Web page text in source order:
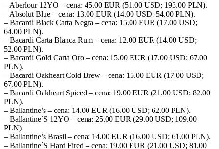
– Aberlour 12YO – cena: 45.00 EUR (51.00 USD; 193.00 PLN).
– Absolut Blue – cena: 13.00 EUR (14.00 USD; 54.00 PLN).
– Bacardi Black Carta Negra – cena: 15.00 EUR (17.00 USD;
64.00 PLN).
– Bacardi Carta Blanca Rum – cena: 12.00 EUR (14.00 USD;
52.00 PLN).
– Bacardi Gold Carta Oro – cena: 15.00 EUR (17.00 USD; 67.00
PLN).
– Bacardi Oakheart Cold Brew – cena: 15.00 EUR (17.00 USD;
67.00 PLN).
– Bacardi Oakheart Spiced – cena: 19.00 EUR (21.00 USD; 82.00
PLN).
– Ballantine’s – cena: 14.00 EUR (16.00 USD; 62.00 PLN).
– Ballantine`S 12YO – cena: 25.00 EUR (29.00 USD; 109.00
PLN).
– Ballantine’s Brasil – cena: 14.00 EUR (16.00 USD; 61.00 PLN).
– Ballantine`S Hard Fired – cena: 19.00 EUR (21.00 USD; 81.00